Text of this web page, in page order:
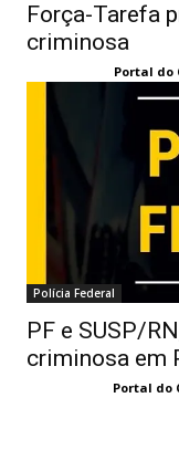
Força-Tarefa
criminosa
Portal do
Polícia Federal
PF e SUSP/
criminosa em
Portal do